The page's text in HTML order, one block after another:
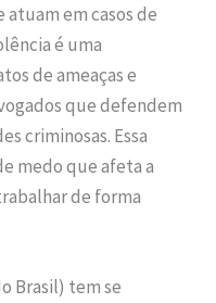
atuam em casos de
é uma
de ameaças e
que defendem
criminosas. Essa
medo que afeta a
de forma
Brasil) tem se